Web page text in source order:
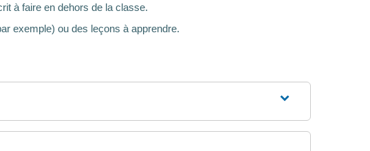
à faire en dehors de la classe.
exemple) ou des leçons à apprendre.